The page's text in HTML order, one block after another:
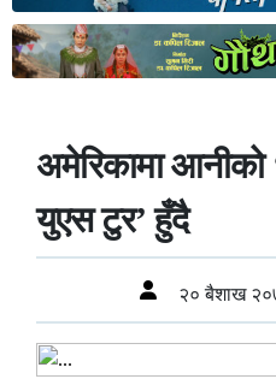
अमेरिकामा आनीको
युएस टुर’ हुँदै
२० बैशाख